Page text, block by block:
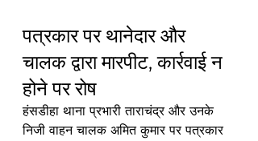
पत्रकार पर थानेदार और
चालक द्वारा मारपीट, कार्रवाई न
होने पर रोष
हंसडीहा थाना प्रभारी ताराचंद्र और उनके
निजी वाहन चालक अमित कुमार पर पत्रकार